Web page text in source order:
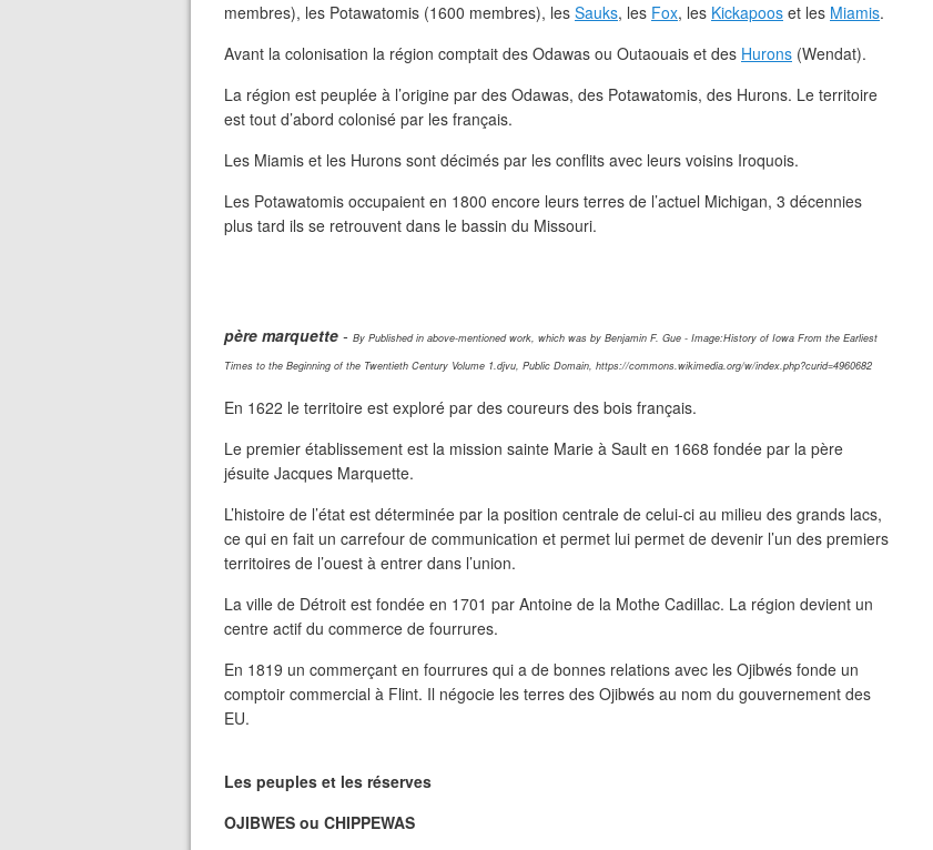
membres), les Potawatomis (1600 membres), les Sauks, les Fox, les Kickapoos et les Miamis.
Avant la colonisation la région comptait des Odawas ou Outaouais et des Hurons (Wendat).
La région est peuplée à l’origine par des Odawas, des Potawatomis, des Hurons. Le territoire
est tout d’abord colonisé par les français.
Les Miamis et les Hurons sont décimés par les conflits avec leurs voisins Iroquois.
Les Potawatomis occupaient en 1800 encore leurs terres de l’actuel Michigan, 3 décennies
plus tard ils se retrouvent dans le bassin du Missouri.
père marquette - By Published in above-mentioned work, which was by Benjamin F. Gue - Image:History of Iowa From the Earliest
Times to the Beginning of the Twentieth Century Volume 1.djvu, Public Domain, https://commons.wikimedia.org/w/index.php?curid=4960682
En 1622 le territoire est exploré par des coureurs des bois français.
Le premier établissement est la mission sainte Marie à Sault en 1668 fondée par la père
jésuite Jacques Marquette.
L’histoire de l’état est déterminée par la position centrale de celui-ci au milieu des grands lacs,
ce qui en fait un carrefour de communication et permet lui permet de devenir l’un des premiers
territoires de l’ouest à entrer dans l’union.
La ville de Détroit est fondée en 1701 par Antoine de la Mothe Cadillac. La région devient un
centre actif du commerce de fourrures.
En 1819 un commerçant en fourrures qui a de bonnes relations avec les Ojibwés fonde un
comptoir commercial à Flint. Il négocie les terres des Ojibwés au nom du gouvernement des
EU.
Les peuples et les réserves
OJIBWES ou CHIPPEWAS